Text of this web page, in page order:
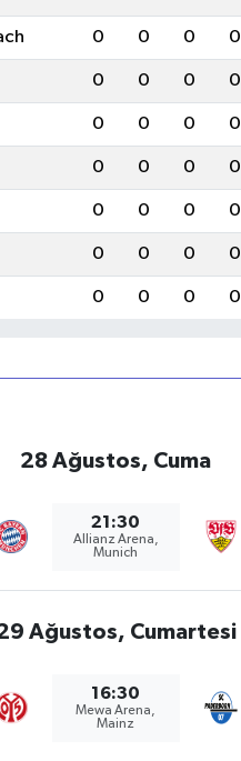
0 0 0 0
0 0 0 0
0 0 0 0
0 0 0 0
0 0 0 0
0 0 0 0
0 0 0 0
28 Ağustos, Cuma
21:30
Allianz Arena,
Munich
Ağustos, Cumartesi
16:30
Mewa Arena,
Mainz